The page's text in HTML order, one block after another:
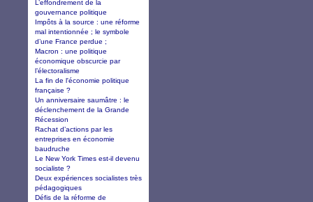
L’effondrement de la
gouvernance politique
Impôts à la source : une réforme
mal intentionnée ; le symbole
d’une France perdue ;
Macron : une politique
économique obscurcie par
l’électoralisme
La fin de l'économie politique
française ?
Un anniversaire saumâtre : le
déclenchement de la Grande
Récession
Rachat d’actions par les
entreprises en économie
baudruche
Le New York Times est-il devenu
socialiste ?
Deux expériences socialistes très
pédagogiques
Défis de la réforme de